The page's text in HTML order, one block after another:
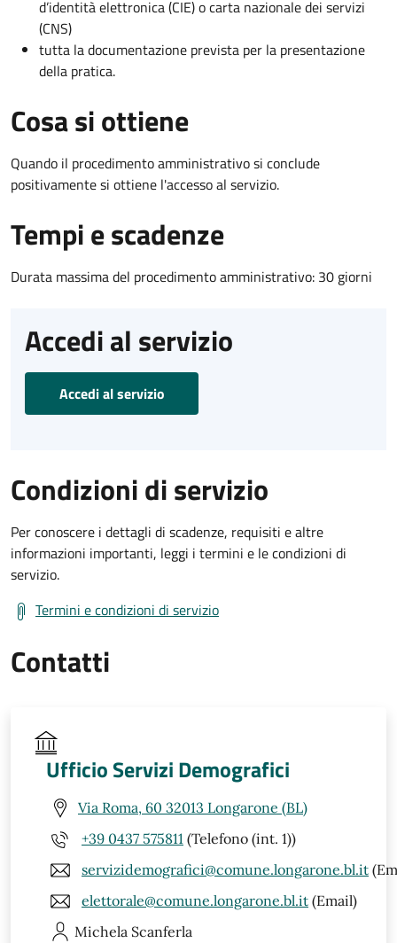
d’identità elettronica (CIE) o carta nazionale dei servizi
(CNS)
tutta la documentazione prevista per la presentazione
della pratica.
Cosa si ottiene
Quando il procedimento amministrativo si conclude
positivamente si ottiene l'accesso al servizio.
Tempi e scadenze
Durata massima del procedimento amministrativo: 30 giorni
Accedi al servizio
Accedi al servizio
Condizioni di servizio
Per conoscere i dettagli di scadenze, requisiti e altre
informazioni importanti, leggi i termini e le condizioni di
servizio.
Termini e condizioni di servizio
Contatti
Ufficio Servizi Demografici
Via Roma, 60 32013 Longarone (BL)
+39 0437 575811 (Telefono (int. 1))
servizidemografici@comune.longarone.bl.it
elettorale@comune.longarone.bl.it (Email)
Michela Scanferla